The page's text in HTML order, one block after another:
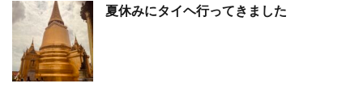
夏休みにタイヘ行ってきました